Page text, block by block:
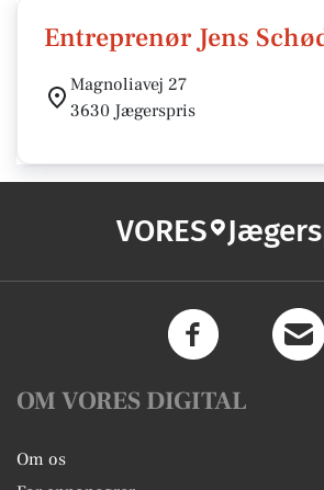
Entreprenør Jens
Magnoliavej 27
3630 Jægerspris
VORES
OM VORES DIGITAL
Om os